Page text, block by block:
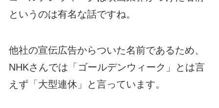
というのは有名な話ですね。
他社の宣伝広告からついた名前であるため、
NHKさんでは「ゴールデンウィーク」とは言
えず「大型連休」と言っています。